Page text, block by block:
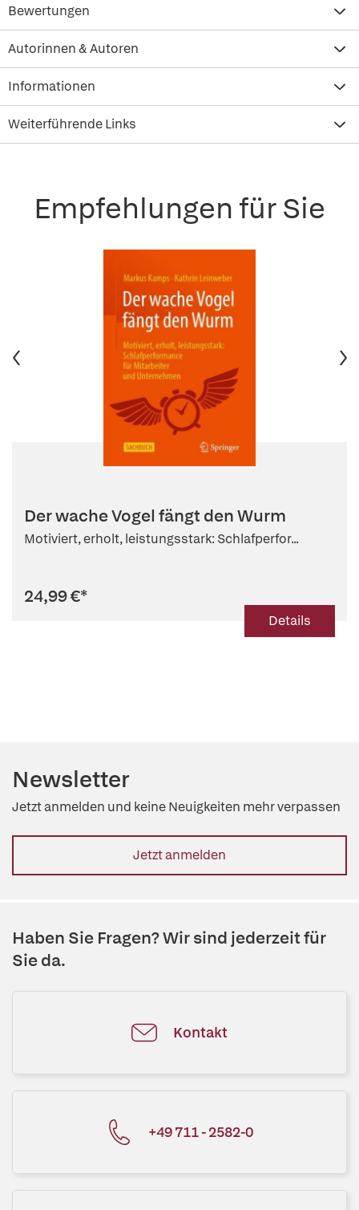
Bewertungen
Autorinnen & Autoren
Informationen
Weiterführende Links
Empfehlungen für Sie
Der wache Vogel fängt den Wurm
Motiviert, erholt, leistungsstark: Schlafperfor...
24,99 €*
Details
Newsletter
Jetzt anmelden und keine Neuigkeiten mehr verpassen
Jetzt anmelden
Haben Sie Fragen? Wir sind jederzeit für
Sie da.
Kontakt
+49 711 - 2582-0